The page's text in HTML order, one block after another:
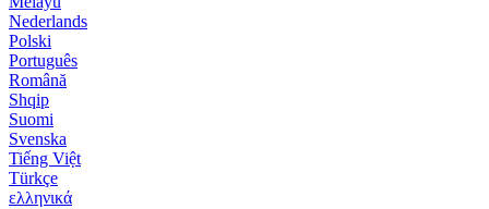
Nederlands
Polski
Português
Română
Shqip
Suomi
Svenska
Tiếng Việt
Türkçe
ελληνικά